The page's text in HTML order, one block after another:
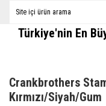
Türkiye'nin En
Crankbrothers
Kırmızı/Siyah/Gum